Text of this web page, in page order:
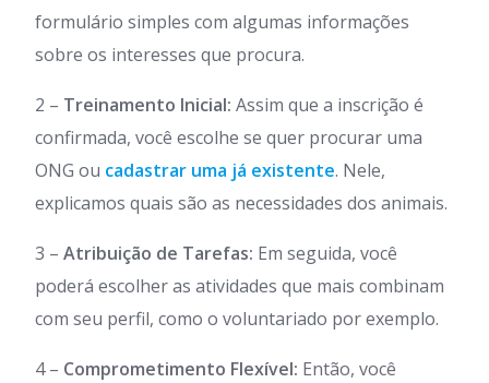
formulário simples com algumas informações
sobre os interesses que procura.
2 – Treinamento Inicial: Assim que a inscrição é
confirmada, você escolhe se quer procurar uma
ONG ou cadastrar uma já existente. Nele,
explicamos quais são as necessidades dos animais.
3 – Atribuição de Tarefas: Em seguida, você
poderá escolher as atividades que mais combinam
com seu perfil, como o voluntariado por exemplo.
4 – Comprometimento Flexível: Então, você